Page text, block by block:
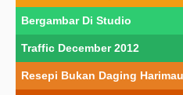
Bergambar Di Studio
Traffic December 2012
Resepi Bukan Daging